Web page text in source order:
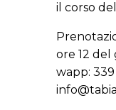
il corso
ore 12
wapp: